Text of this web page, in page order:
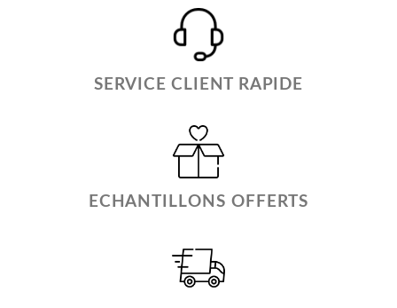
SERVICE CLIENT RAPIDE
ECHANTILLONS OFFERTS